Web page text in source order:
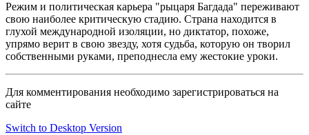
Режим и политическая карьера "рыцаря Багдада" переживают
свою наиболее критическую стадию. Страна находится в
глухой международной изоляции, но диктатор, похоже,
упрямо верит в свою звезду, хотя судьба, которую он творил
собственными руками, преподнесла ему жестокие уроки.
Для комментирования необходимо зарегистрироваться на
сайте
Switch to Desktop Version